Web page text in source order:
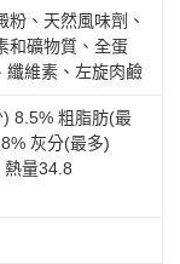
粉、天然風味劑、
和礦物質、全蛋
纖維素、左旋肉鹼
8.5% 粗脂肪(最
灰分(最多)
熱量34.8